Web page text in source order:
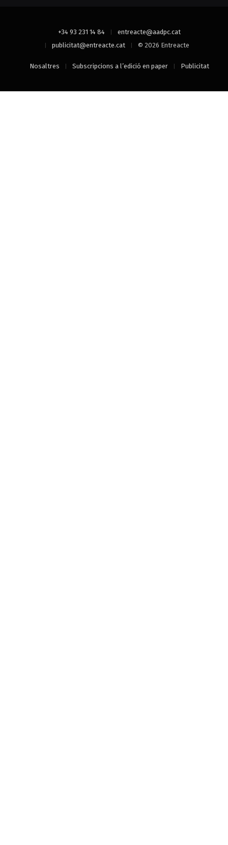
+34 93 231 14 84
entreacte@aadpc.cat
publicitat@entreacte.cat
© 2026 Entreacte
Nosaltres Subscripcions a l’edició en paper Publicitat